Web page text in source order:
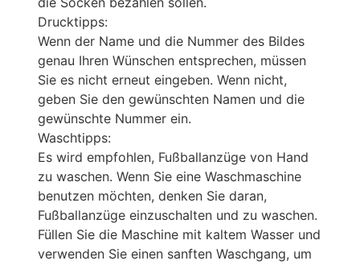
Drucktipps:
Wenn der Name und die Nummer des Bildes
genau Ihren Wünschen entsprechen, müssen
Sie es nicht erneut eingeben. Wenn nicht,
geben Sie den gewünschten Namen und die
gewünschte Nummer ein.
Waschtipps:
Es wird empfohlen, Fußballanzüge von Hand
zu waschen. Wenn Sie eine Waschmaschine
benutzen möchten, denken Sie daran,
Fußballanzüge einzuschalten und zu waschen.
Füllen Sie die Maschine mit kaltem Wasser und
verwenden Sie einen sanften Waschgang, um